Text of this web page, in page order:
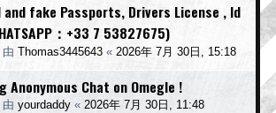
and fake Passports, Drivers License , Id
：+33 7 53827675)
Thomas3445643 « 2026年 7月 30日, 15:18
Anonymous Chat on Omegle !
yourdaddy « 2026年 7月 30日, 11:48